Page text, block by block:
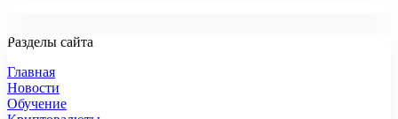
Разделы сайта
Главная
Новости
Обучение